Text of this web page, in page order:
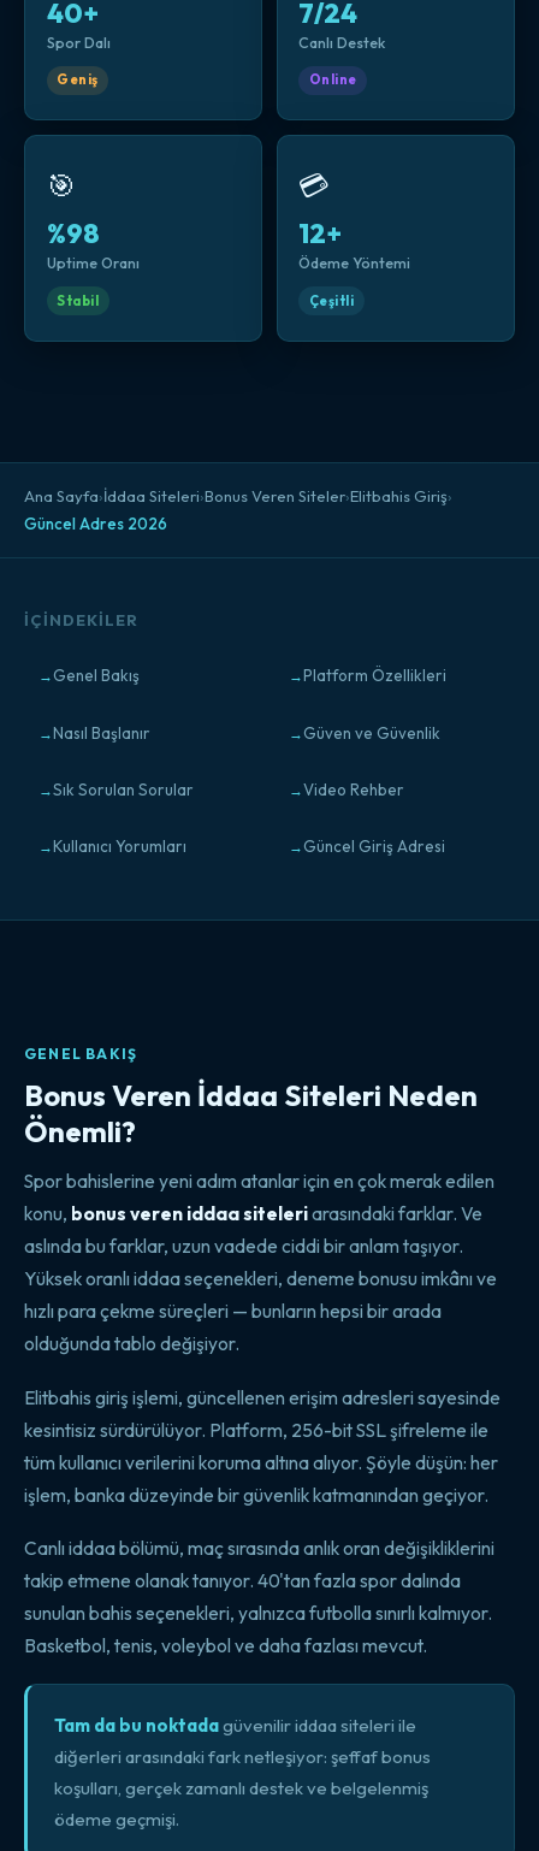
40+
Spor Dalı
Geniş
7/24
Canlı Destek
Online
🎯
%98
Uptime Oranı
Stabil
💳
12+
Ödeme Yöntemi
Çeşitli
Ana Sayfa›İddaa Siteleri›Bonus Veren Siteler›Elitbahis Giriş›
Güncel Adres 2026
İÇINDEKILER
Genel Bakış Platform Özellikleri
Nasıl Başlanır Güven ve Güvenlik
Sık Sorulan Sorular Video Rehber
Kullanıcı Yorumları Güncel Giriş Adresi
GENEL BAKIŞ
Bonus Veren İddaa Siteleri Neden
Önemli?
Spor bahislerine yeni adım atanlar için en çok merak edilen
konu, bonus veren iddaa siteleriarasındaki farklar. Ve
aslında bu farklar, uzun vadede ciddi bir anlam taşıyor.
Yüksek oranlı iddaa seçenekleri, deneme bonusu imkânı ve
hızlı para çekme süreçleri — bunların hepsi bir arada
olduğunda tablo değişiyor.
Elitbahis giriş işlemi, güncellenen erişim adresleri sayesinde
kesintisiz sürdürülüyor. Platform, 256-bit SSL şifreleme ile
tüm kullanıcı verilerini koruma altına alıyor. Şöyle düşün: her
işlem, banka düzeyinde bir güvenlik katmanından geçiyor.
Canlı iddaa bölümü, maç sırasında anlık oran değişikliklerini
takip etmene olanak tanıyor. 40'tan fazla spor dalında
sunulan bahis seçenekleri, yalnızca futbolla sınırlı kalmıyor.
Basketbol, tenis, voleybol ve daha fazlası mevcut.
Tam da bu noktadagüvenilir iddaa siteleri ile
diğerleri arasındaki fark netleşiyor: şeffaf bonus
koşulları, gerçek zamanlı destek ve belgelenmiş
ödeme geçmişi.